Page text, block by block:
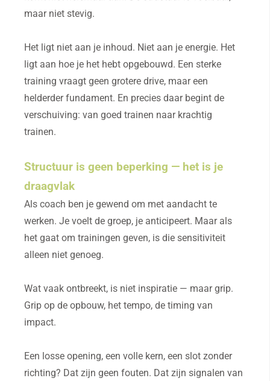
maar niet stevig.
Het ligt niet aan je inhoud. Niet aan je energie. Het
ligt aan hoe je het hebt opgebouwd. Een sterke
training vraagt geen grotere drive, maar een
helderder fundament. En precies daar begint de
verschuiving: van goed trainen naar krachtig
trainen.
Structuur is geen beperking — het is je
draagvlak
Als coach ben je gewend om met aandacht te
werken. Je voelt de groep, je anticipeert. Maar als
het gaat om trainingen geven, is die sensitiviteit
alleen niet genoeg.
Wat vaak ontbreekt, is niet inspiratie — maar grip.
Grip op de opbouw, het tempo, de timing van
impact.
Een losse opening, een volle kern, een slot zonder
richting? Dat zijn geen fouten. Dat zijn signalen van